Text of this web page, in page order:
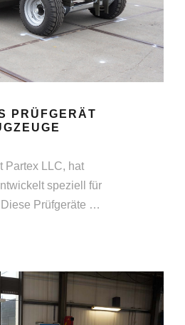
PRÜFGERÄT
Partex LLC, hat
speziell für
Prüfgeräte …